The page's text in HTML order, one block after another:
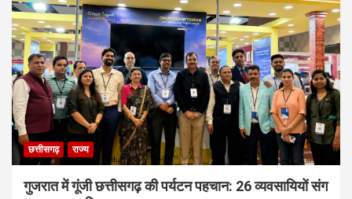
छत्तीसगढ़ राज्य
गुजरात में गूंजी छत्तीसगढ़ की पर्यटन पहचान: 26 व्यवसायियों संग